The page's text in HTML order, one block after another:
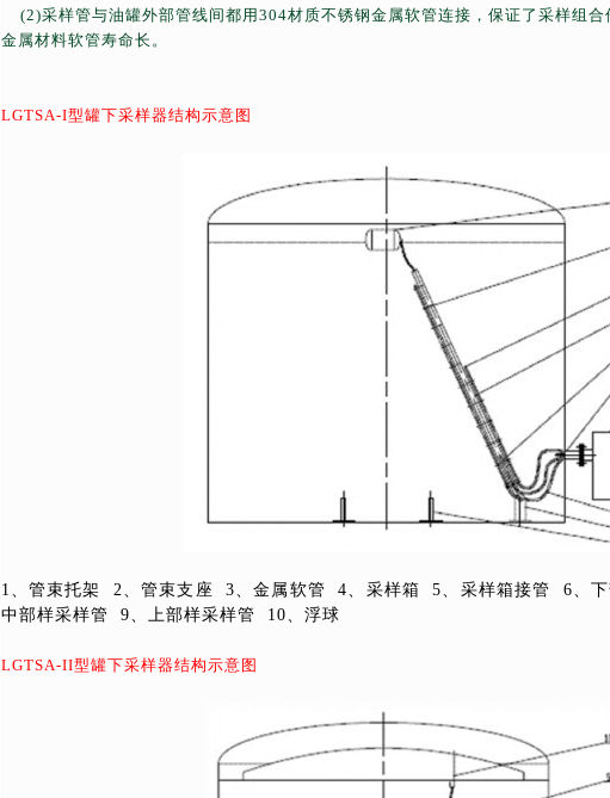
(2)采样管与油罐外部管线间都用304材质不锈钢金属软管连接，保证了采样组
金属材料软管寿命长。
LGTSA-I型罐下采样器结构示意图
1 、管束托架 2 、管束支座 3 、金属软管 4 、采样箱 5 、采样箱接管 6 、
中部样采样管
9 、上部样采样管 10 、浮球
LGTSA-II型罐下采样器结构示意图